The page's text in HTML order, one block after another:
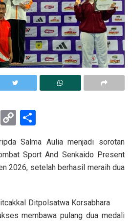
W C
py
Li
k
ar
e
Salma Aulia menjadi sorotan
Sport And Senkaido Present
2026, setelah berhasil meraih dua
Ditpolsatwa Korsabhara
membawa pulang dua medali